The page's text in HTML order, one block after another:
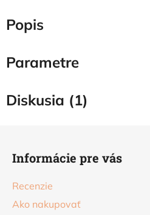
Popis
Parametre
Diskusia (1)
Informácie pre vás
Recenzie
Ako nakupovať